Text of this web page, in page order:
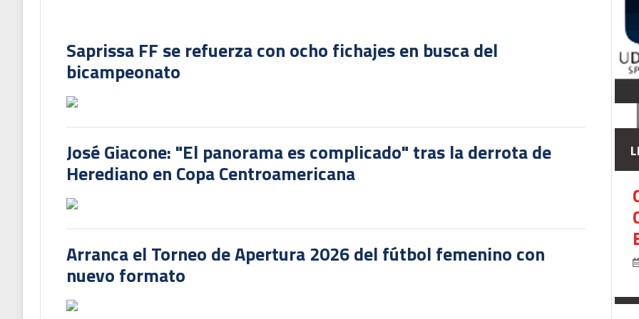
Saprissa FF se refuerza con ocho fichajes en busca del
bicampeonato
José Giacone: "El panorama es complicado" tras la derrota de
Herediano en Copa Centroamericana
Arranca el Torneo de Apertura 2026 del fútbol femenino con
nuevo formato